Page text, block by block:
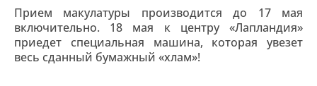
Прием макулатуры производится до 17 мая
включительно. 18 мая к центру «Лапландия»
приедет специальная машина, которая увезет
весь сданный бумажный «хлам»!